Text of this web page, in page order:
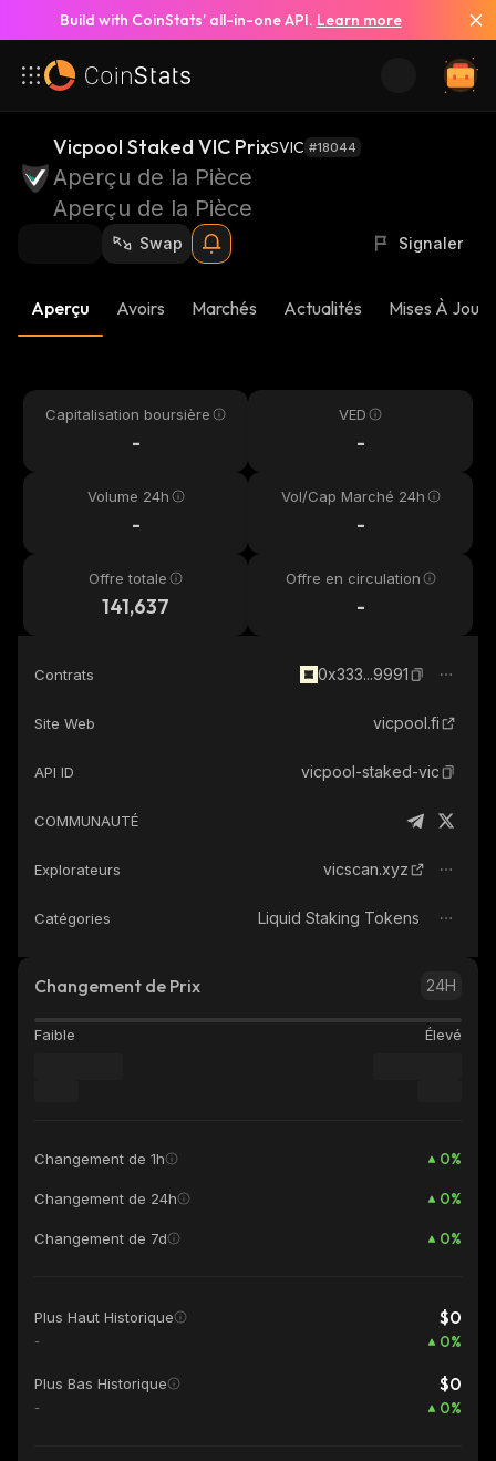
Build with CoinStats’ all-in-one API. Learn more
Vicpool Staked VIC PrixSVIC #18044
Aperçu de la Pièce
Aperçu de la Pièce
Swap Signaler
Aperçu Avoirs Marchés Actualités Mises À Jour
Capitalisation boursière
-
VED
-
Volume 24h
-
Vol/Cap Marché 24h
-
Offre totale
141,637
Offre en circulation
-
Contrats 0x333...9991
Site Web vicpool.fi
API ID vicpool-staked-vic
COMMUNAUTÉ
Explorateurs vicscan.xyz
Catégories Liquid Staking Tokens
Changement de Prix 24H
Faible Élevé
Changement de 1h 0%
Changement de 24h 0%
Changement de 7d 0%
Plus Haut Historique $0
- 0%
Plus Bas Historique $0
- 0%